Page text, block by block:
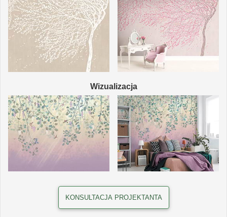
Wizualizacja
KONSULTACJA PROJEKTANTA